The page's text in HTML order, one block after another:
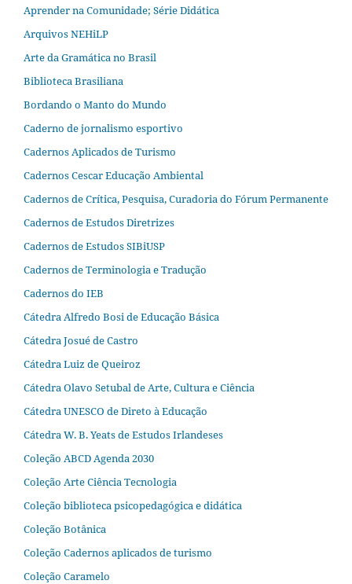
Aprender na Comunidade; Série Didática
Arquivos NEHiLP
Arte da Gramática no Brasil
Biblioteca Brasiliana
Bordando o Manto do Mundo
Caderno de jornalismo esportivo
Cadernos Aplicados de Turismo
Cadernos Cescar Educação Ambiental
Cadernos de Crítica, Pesquisa, Curadoria do Fórum Permanente
Cadernos de Estudos Diretrizes
Cadernos de Estudos SIBiUSP
Cadernos de Terminologia e Tradução
Cadernos do IEB
Cátedra Alfredo Bosi de Educação Básica
Cátedra Josué de Castro
Cátedra Luiz de Queiroz
Cátedra Olavo Setubal de Arte, Cultura e Ciência
Cátedra UNESCO de Direto à Educação
Cátedra W. B. Yeats de Estudos Irlandeses
Coleção ABCD Agenda 2030
Coleção Arte Ciência Tecnologia
Coleção biblioteca psicopedagógica e didática
Coleção Botânica
Coleção Cadernos aplicados de turismo
Coleção Caramelo